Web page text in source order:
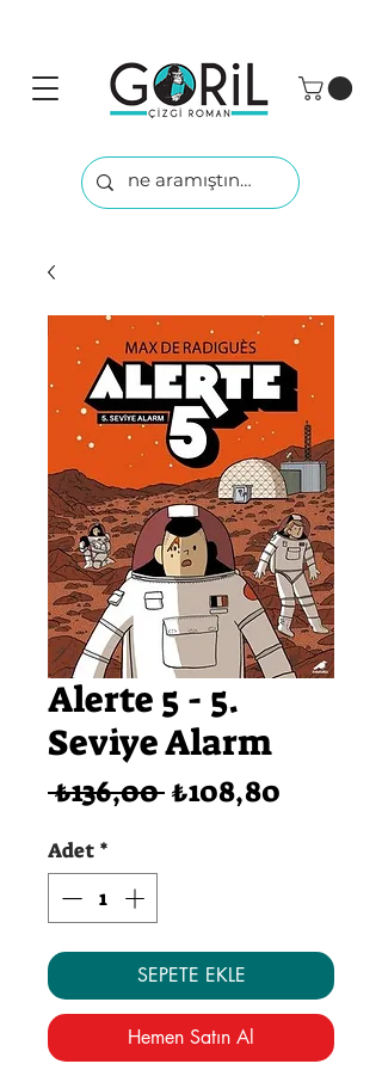
Alerte 5 - 5.
Seviye Alarm
₺136,00 Normal
₺108,80
Adet *
SEPETE EKLE
Hemen Satın Al